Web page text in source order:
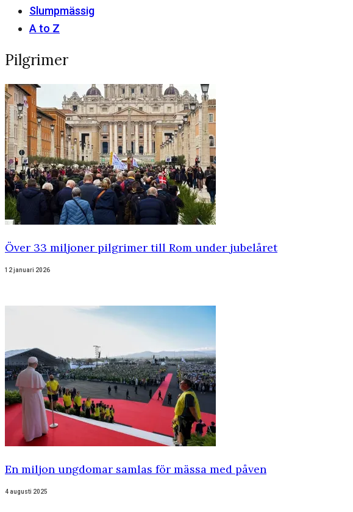
Slumpmässig
A to Z
Pilgrimer
Över 33 miljoner pilgrimer till Rom under jubelåret
12 januari 2026
En miljon ungdomar samlas för mässa med påven
4 augusti 2025